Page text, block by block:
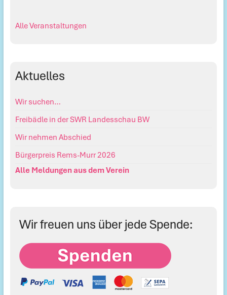
Alle Veranstaltungen
Aktuelles
Wir suchen…
Freibädle in der SWR Landesschau BW
Wir nehmen Abschied
Bürgerpreis Rems-Murr 2026
Alle Meldungen aus dem Verein
Wir freuen uns über jede Spende: